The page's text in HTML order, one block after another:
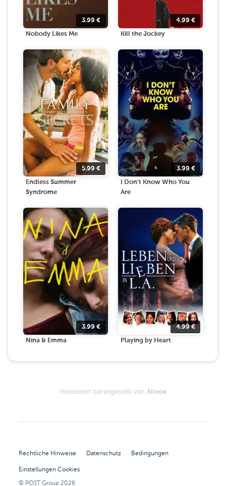
3.99 €
Nobody Likes Me
4.99 €
Kill the Jockey
5.99 €
Endless Summer
Syndrome
3.99 €
I Don't Know Who You
Are
3.99 €
Nina & Emma
4.99€
Playing by Heart
Metadaten bereitgestellt von Alteox
Rechtliche Hinweise Datenschutz Bedingungen
Einstellungen Cookies
© POST Group2026